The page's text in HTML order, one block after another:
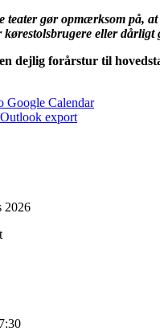
teater gør opmærksom på,
kørestolsbrugere eller dårligt
dejlig forårstur til
Google Calendar
export
2026